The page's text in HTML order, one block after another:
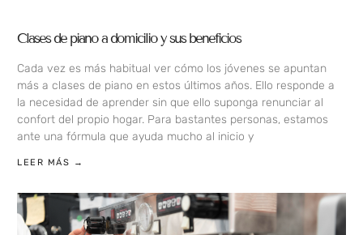
Clases de piano a domicilio y sus beneficios
Cada vez es más habitual ver cómo los jóvenes se apuntan
más a clases de piano en estos últimos años. Ello responde a
la necesidad de aprender sin que ello suponga renunciar al
confort del propio hogar. Para bastantes personas, estamos
ante una fórmula que ayuda mucho al inicio y
LEER MÁS →